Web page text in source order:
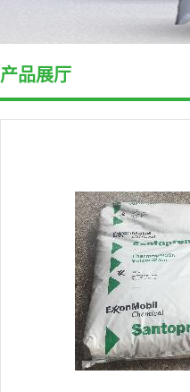
产品展厅